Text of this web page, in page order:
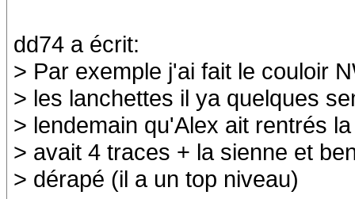
dd74 a écrit:
> Par exemple j'ai fait le couloir
> les lanchettes il ya quelques
> lendemain qu'Alex ait rentrés
> avait 4 traces + la sienne et
> dérapé (il a un top niveau)